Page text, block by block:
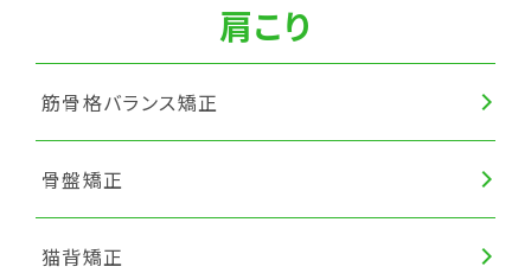
肩こり
筋骨格バランス矯正
骨盤矯正
猫背矯正